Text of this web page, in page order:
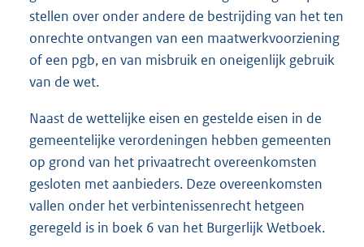
stellen over onder andere de bestrijding van het ten
onrechte ontvangen van een maatwerkvoorziening
of een pgb, en van misbruik en oneigenlijk gebruik
van de wet.
Naast de wettelijke eisen en gestelde eisen in de
gemeentelijke verordeningen hebben gemeenten
op grond van het privaatrecht overeenkomsten
gesloten met aanbieders. Deze overeenkomsten
vallen onder het verbintenissenrecht hetgeen
geregeld is in boek 6 van het Burgerlijk Wetboek.